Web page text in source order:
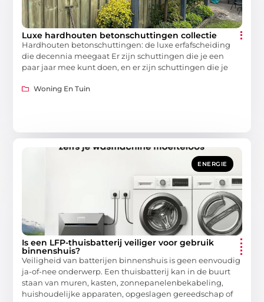
Luxe hardhouten betonschuttingen collectie
Hardhouten betonschuttingen: de luxe erfafscheiding
die decennia meegaat Er zijn schuttingen die je een
paar jaar mee kunt doen, en er zijn schuttingen die je
Woning En Tuin
ENERGIE
Is een LFP-thuisbatterij veiliger voor gebruik
binnenshuis?
Veiligheid van batterijen binnenshuis is geen eenvoudig
ja-of-nee onderwerp. Een thuisbatterij kan in de buurt
staan van muren, kasten, zonnepanelenbekabeling,
huishoudelijke apparaten, opgeslagen gereedschap of